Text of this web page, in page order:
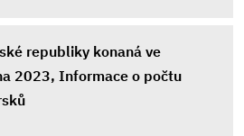
republiky konaná ve
2023, Informace o počtu